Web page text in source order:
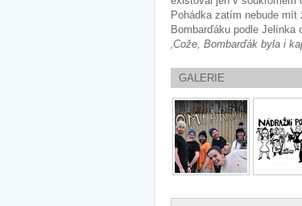
Pohádka zatím nebude
Bombarďáku podle Jelínka
‚Cože, Bombarďák byla i
GALERIE